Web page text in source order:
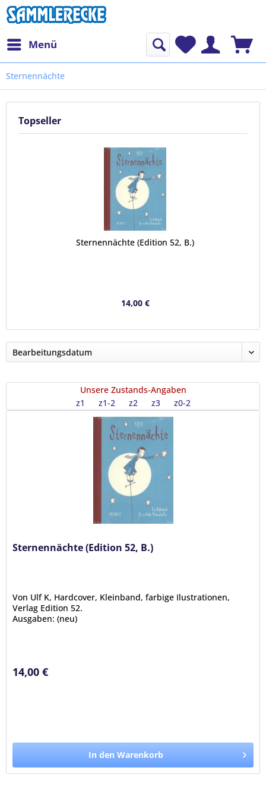
Menü
Sternennächte
Topseller
Sternennächte (Edition 52, B.)
14,00 €
Unsere Zustands-Angaben
z1
z1-2 z2 z3 z0-2
Sternennächte (Edition 52, B.)
Von Ulf K, Hardcover, Kleinband, farbige Ilustrationen,
Verlag Edition 52.
Ausgaben: (neu)
14,00 €
In den Warenkorb